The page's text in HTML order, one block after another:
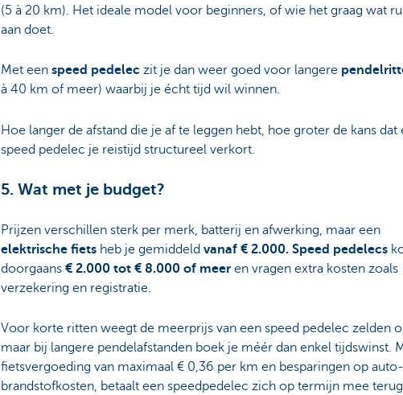
(5 à 20 km). Het ideale model voor beginners, of wie het graag wat
aan doet.
Met eenspeed pedeleczit je dan weer goed voor langere
à 40 km of meer) waarbij je écht tijd wil winnen.
Hoe langer de afstand die je af te leggen hebt, hoe groter de kans dat
speed pedelec je reistijd structureel verkort.
5. Wat met je budget?
Prijzen verschillen sterk per merk, batterij en afwerking, maar een
elektrische fietsheb je gemiddeld vanaf € 2.000. Speed pedelecs
doorgaans€ 2.000 tot € 8.000 of meeren vragen extra kosten zoals
verzekering en registratie.
Voor korte ritten weegt de meerprijs van een speed pedelec zelden
maar bij langere pendelafstanden boek je méér dan enkel tijdswinst.
fietsvergoeding van maximaal € 0,36 per km en besparingen op
brandstofkosten, betaalt een speedpedelec zich op termijn mee